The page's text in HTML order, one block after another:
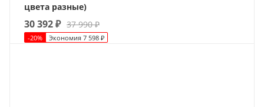
цвета разные)
30 392₽ 37 990₽
-20% Экономия 7 598 ₽